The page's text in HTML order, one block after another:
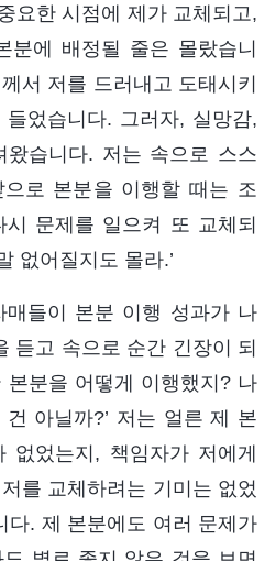
요한 시점에 제가 교체되고,
분에 배정될 줄은 몰랐습니
서 저를 드러내고 도태시키
었습니다. 그러자, 실망감,
왔습니다. 저는 속으로 스스
으로 본분을 이행할 때는 조
문제를 일으켜 또 교체되
없어질지도 몰라.’
매들이 본분 이행 성과가 나
듣고 속으로 순간 긴장이 되
본분을 어떻게 이행했지? 나
아닐까?’ 저는 얼른 제 본
없었는지, 책임자가 저에게
를 교체하려는 기미는 없었
다. 제 본분에도 여러 문제가